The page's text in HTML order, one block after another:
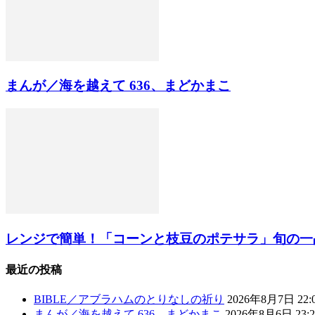
まんが／海を越えて 636、まどかまこ
レンジで簡単！「コーンと枝豆のポテサラ」旬の
最近の投稿
BIBLE／アブラハムのとりなしの祈り 2026年8月7日